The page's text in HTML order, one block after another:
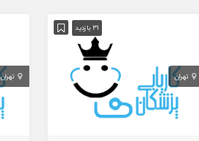
31 بازدید
تهران تهران